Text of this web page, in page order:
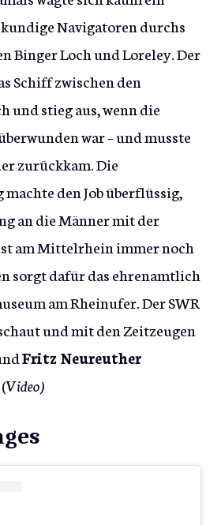
Navigatoren durchs
Binger Loch und Loreley. Der
Schiff zwischen den
stieg aus, wenn die
war – und musste
zurückkam. Die
den Job überflüssig,
an die Männer mit der
am Mittelrhein immer noch
sorgt dafür das ehrenamtlich
am Rheinufer. Der SWR
und mit den Zeitzeugen
Fritz Neureuther
(Video)